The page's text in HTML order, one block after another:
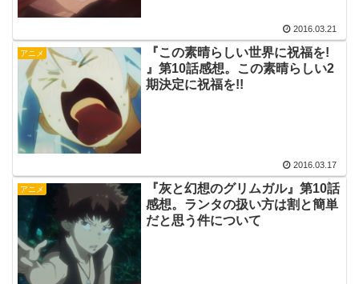
2016.03.21
アニメ
『この素晴らしい世界に祝福を!
』第10話感想。この素晴らしい2
期決定に祝福を!!
2016.03.17
アニメ
『灰と幻想のグリムガル』第10話
感想。ランタの扱い方は割と簡単
だと思う件について